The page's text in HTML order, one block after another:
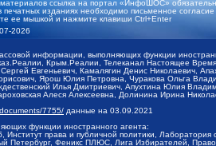
ссылка на портал «ИнфоШОС»
печатных изданиях необходимо письменное
ее мышкой и нажмите клавиши Ctrl+Enter
2026
информации, выполняющих функции
Крым.Реалии, Телеканал Настоящее
Евгеньевич, Камалягин Денис Николаевич,
Ярош Юлия Петровна, Чуракова Ольга
Илья Дмитриевич, Апухтина Юлия
Алеся Алексеевна, Долинина Ирина
7755/ данные на 03.09.2021
функции иностранного агента:
Институт права и публичной политики,
Петербург, Феникс ПЛЮС, Лига Избирателей,